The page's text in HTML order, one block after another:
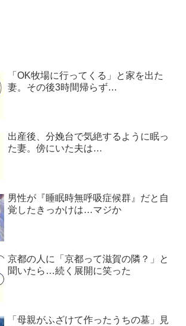
「OK牧場に行ってくる」と家を出た
妻。その後3時間帰らず…
出産後、分娩台で気絶するように眠っ
た妻。傍にいた夫は…
男性が『睡眠時無呼吸症候群』だと自
覚したきっかけは…マジか
京都の人に「京都って滋賀の隣？」と
聞いたら…続く展開に笑った
「母親がふざけて作ったうちの墓」見